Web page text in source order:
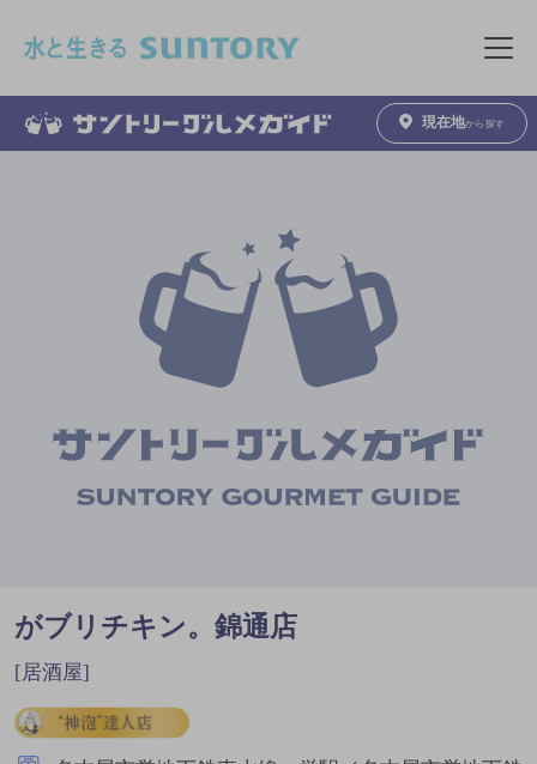
メニュ
現在地から探す
がブリチキン。錦通店
[居酒屋]